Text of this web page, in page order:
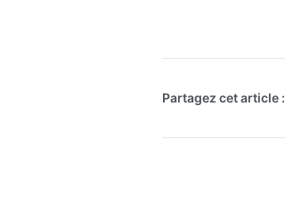
Partagez cet article :